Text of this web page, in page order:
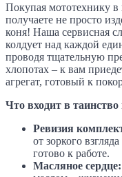
Покупая мототехнику
получаете не просто
коня! Наша сервисная
колдует над каждой
проводя тщательную
хлопотах – к вам
агрегат, готовый к
Что входит в
Ревизия
от зоркого
готово к работе.
Масляное сердце: